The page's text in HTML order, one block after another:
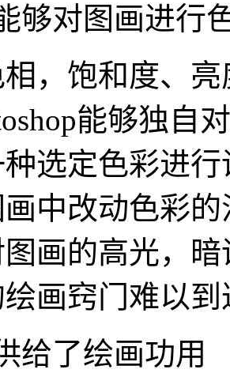
对图画进行
饱和度、亮
能够独自
选定色彩进
中改动色彩
画的高光，
画窍门难以
了绘画功用